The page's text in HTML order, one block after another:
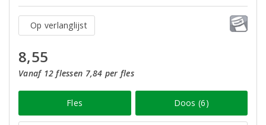
Op verlanglijst
8,55
Vanaf 12 flessen 7,84 per fles
Fles Doos (6)